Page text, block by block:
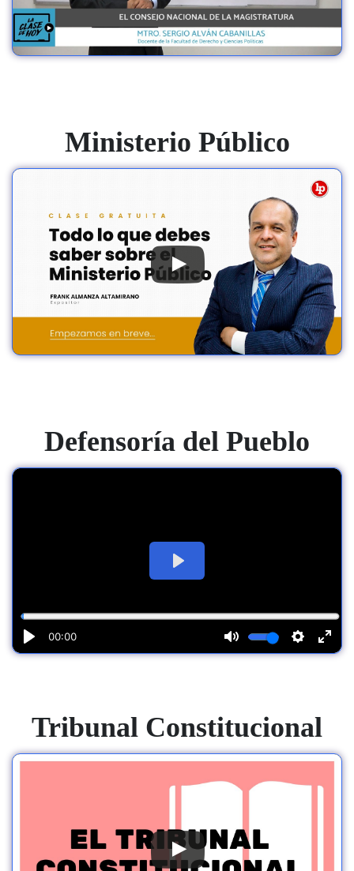
Ministerio Público
Defensoría del Pueblo
Tribunal Constitucional